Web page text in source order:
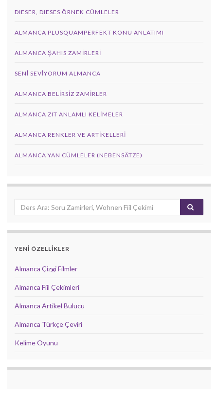
DIESER, DIESES ÖRNEK CÜMLELER
ALMANCA PLUSQUAMPERFEKT KONU ANLATIMI
ALMANCA ŞAHIS ZAMIRLERI
SENI SEVIYORUM ALMANCA
ALMANCA BELIRSIZ ZAMIRLER
ALMANCA ZIT ANLAMLI KELIMELER
ALMANCA RENKLER VE ARTIKELLERI
ALMANCA YAN CÜMLELER (NEBENSÄTZE)
YENİ ÖZELLİKLER
Almanca Çizgi Filmler
Almanca Fiil Çekimleri
Almanca Artikel Bulucu
Almanca Türkçe Çeviri
Kelime Oyunu